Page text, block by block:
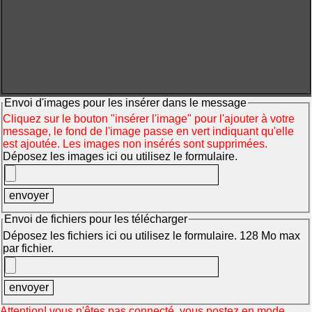
Envoi d'images pour les insérer dans le message
Cliquez sur le bouton "insérer l'image" pour l'ajouter à votre
message, le fond de l'image passe en vert indiquant qu'elle
est ajoutée. Les images non insérés sont supprimées.
Déposez les images ici ou utilisez le formulaire.
Envoi de fichiers pour les télécharger
Déposez les fichiers ici ou utilisez le formulaire. 128 Mo max
par fichier.